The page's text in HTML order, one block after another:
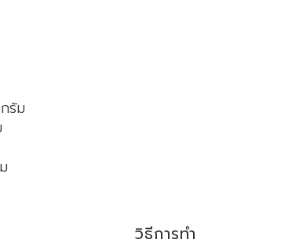
รัม
วิธีการทำ